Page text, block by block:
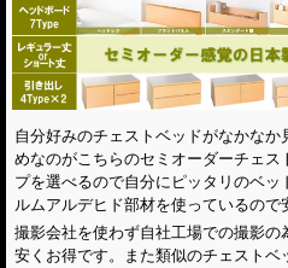
自分好みのチェストベッドがなかな
めなのがこちらのセミオーダーチェス
プを選べるので自分にピッタリのベ
ルムアルデヒド部材を使っているので
撮影会社を使わず自社工場での撮影
安くお得です。また類似のチェスト